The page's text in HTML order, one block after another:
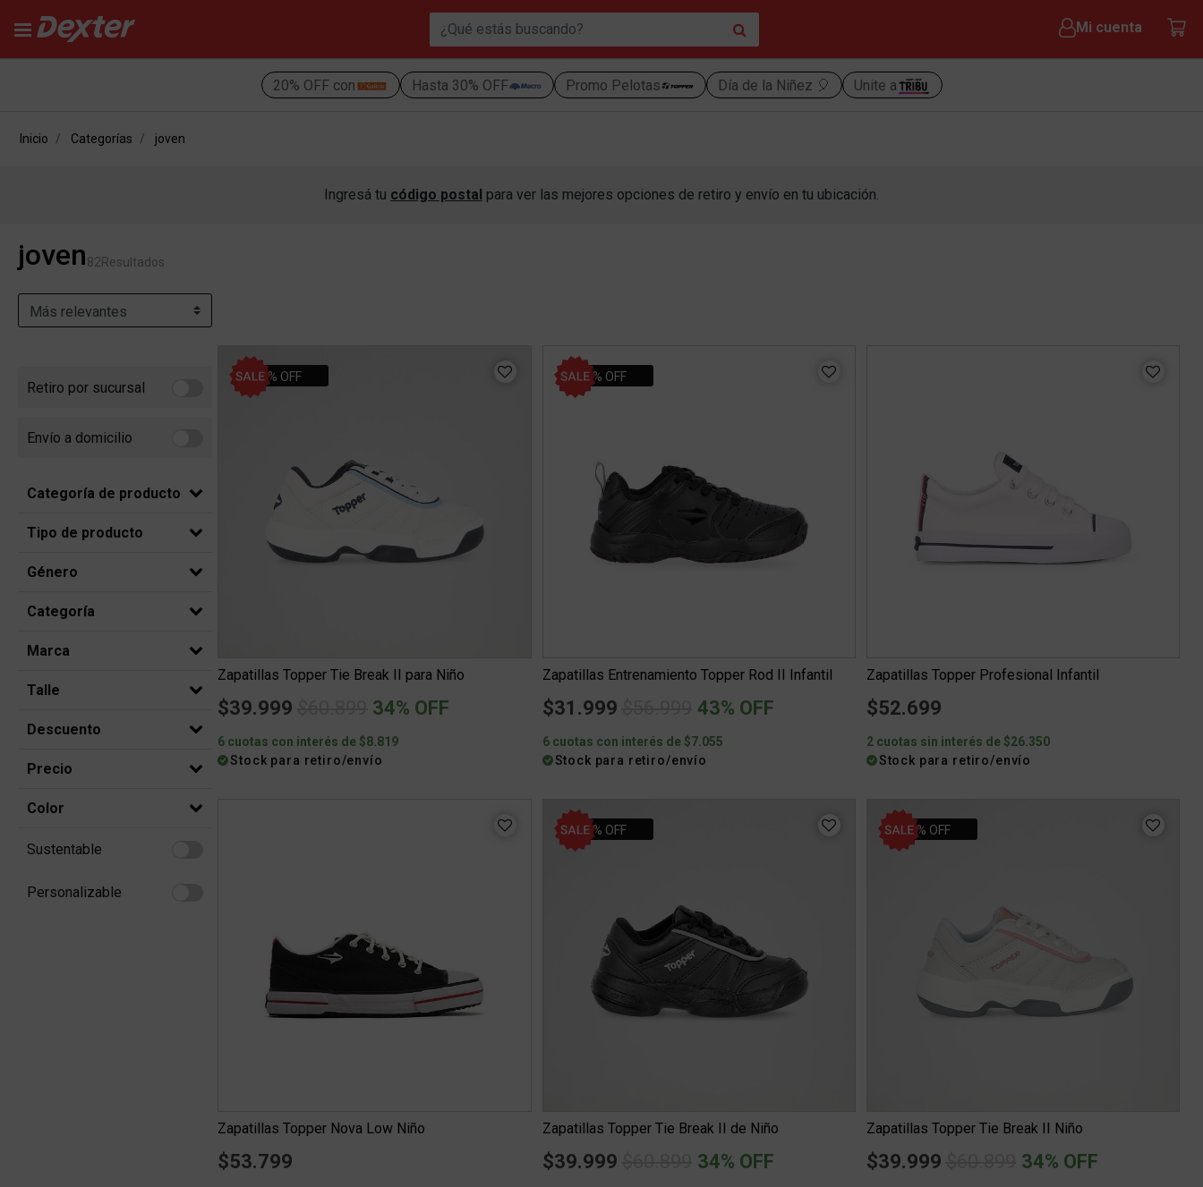
Mi cuenta
20% OFF con Hasta 30% OFF Promo Pelotas Día de la Niñez 🎈 Unite a
Inicio Categorías joven
Ingresá tu código postal para ver las mejores opciones de retiro y envío en tu ubicación.
joven82Resultados
Retiro por sucursal
Refine by Retiro por sucursal: Retiro por sucursal
Envío a domicilio
Refine by Envío a domicilio: Envio a domicilio
Categoría de producto
Tipo de producto
Género
Categoría
Marca
Talle
Descuento
Precio
Color
Sustentable
Refine by Sustentable: Sustentable
Personalizable
Refine by Personalizable: Personalizable
34% OFF
Zapatillas Topper Tie Break II para Niño
$39.999 Price reduced from
to
34% OFF
6 cuotas con interés de $8.819
Stock para retiro/envío
43% OFF
Zapatillas Entrenamiento Topper Rod II Infantil
$31.999 Price reduced from
to
43% OFF
6 cuotas con interés de $7.055
Stock para retiro/envío
Zapatillas Topper Profesional Infantil
$52.699
2 cuotas sin interés de $26.350
Stock para retiro/envío
Zapatillas Topper Nova Low Niño
$53.799
34% OFF
Zapatillas Topper Tie Break II de Niño
$39.999 Price reduced from
to
34% OFF
34% OFF
Zapatillas Topper Tie Break II Niño
$39.999 Price reduced from
to
34% OFF